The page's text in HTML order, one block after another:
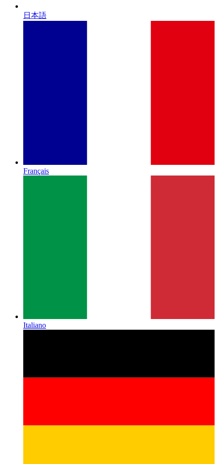
日本語
Français
Italiano